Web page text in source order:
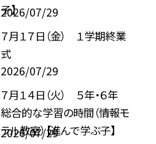
子】
2026/07/29
７月１７日（金） １学期終業
式
2026/07/29
７月１４日（火） ５年・６年
総合的な学習の時間（情報モ
ラル教室）【進んで学ぶ子】
2026/07/29